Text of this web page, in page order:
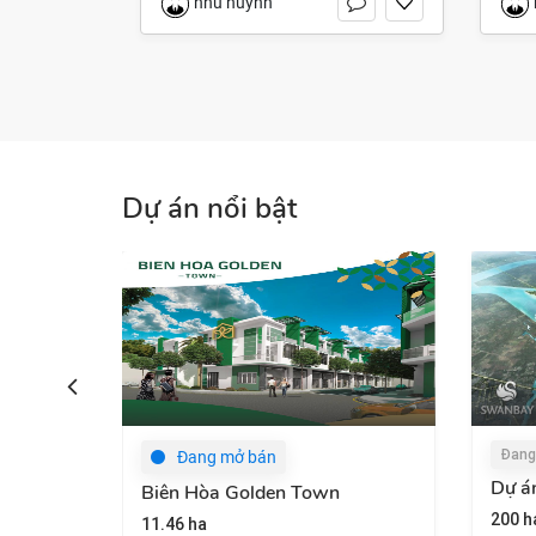
Dự án nổi bật
Hòa Golden Town Dự án Swan Bay